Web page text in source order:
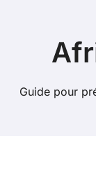
Guide pour